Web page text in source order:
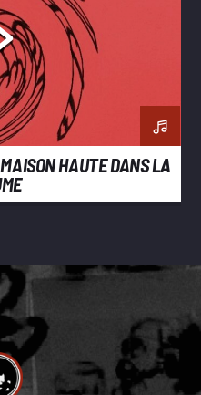
HAUTE DANS LA